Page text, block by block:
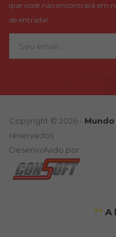
que você não encontrará em
de entrada!
Copyright © 2026 -
reservados.
Desenvolvido por
** A